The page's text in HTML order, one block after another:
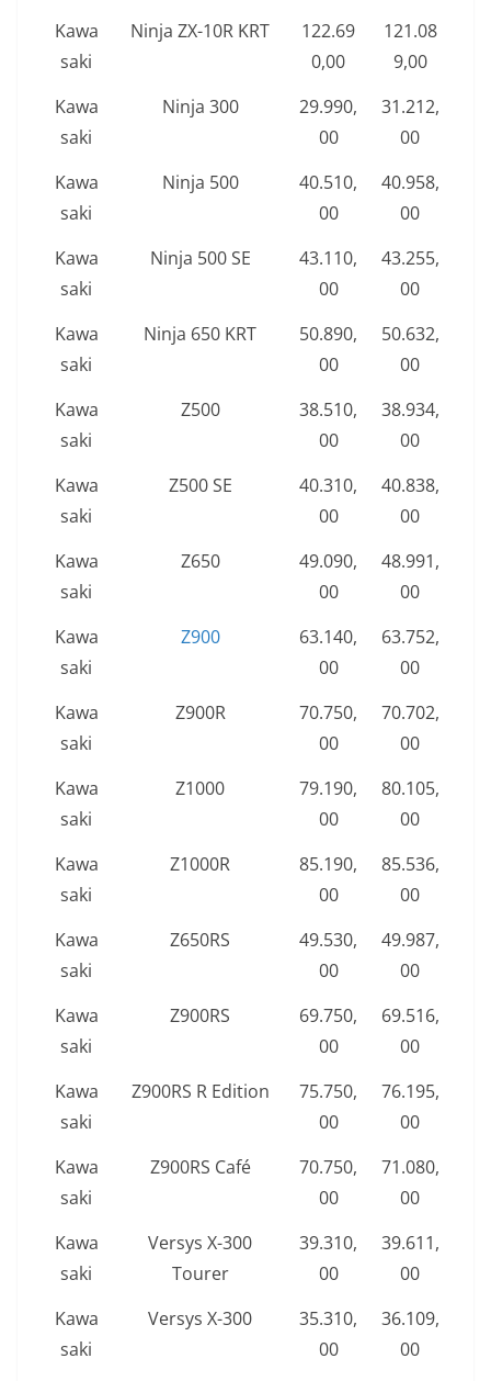
Kawa
saki
Ninja ZX-10R KRT
122.69
0,00
121.08
9,00
Kawa
saki
Ninja 300
29.990,
00
31.212,
00
Kawa
saki
Ninja 500
40.510,
00
40.958,
00
Kawa
saki
Ninja 500 SE
43.110,
00
43.255,
00
Kawa
saki
Ninja 650 KRT
50.890,
00
50.632,
00
Kawa
saki
Z500
38.510,
00
38.934,
00
Kawa
saki
Z500 SE
40.310,
00
40.838,
00
Kawa
saki
Z650
49.090,
00
48.991,
00
Kawa
saki
Z900
63.140,
00
63.752,
00
Kawa
saki
Z900R
70.750,
00
70.702,
00
Kawa
saki
Z1000
79.190,
00
80.105,
00
Kawa
saki
Z1000R
85.190,
00
85.536,
00
Kawa
saki
Z650RS
49.530,
00
49.987,
00
Kawa
saki
Z900RS
69.750,
00
69.516,
00
Kawa
saki
Z900RS R Edition
75.750,
00
76.195,
00
Kawa
saki
Z900RS Café
70.750,
00
71.080,
00
Kawa
saki
Versys X-300
Tourer
39.310,
00
39.611,
00
Kawa
saki
Versys X-300
35.310,
00
36.109,
00